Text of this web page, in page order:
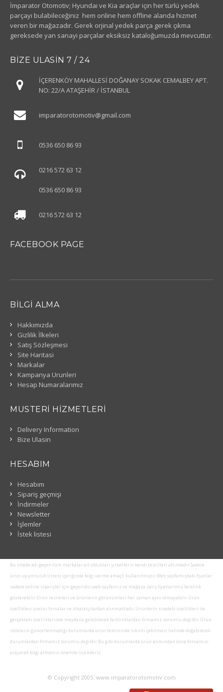
İmparator Otomotiv; Hyundai ve Kia araçlar için her türlü yedek
parçayı bulabileceğiniz hem online hem offline alanda hizmet
veren bir mağazadır. Gerek orjinal yedek parça gerek çıkma
gereksede yan sanayi parçalar eksiksiz kataloğumuzda mevcuttur.
BIZE ULASIN 7 / 24
İÇERENKÖY MAHALLESİ DOĞANAY SOKAK CEMALBEY APT.
NO: 22/A ATAŞEHİR / İSTANBUL
imparatorotomotiv@gmail.com
0536 650 86 93
0216 572 63 12
0536 650 86 93
0216 572 63 12
FACEBOOK PAGE
BILGI ALMA
Hakkımızda
Gizlilik İlkeleri
Satış Sözleşmesi
Site Haritasi
Markalar
Kampanya Urunleri
Hesap Numaralarımız
MUSTERI HIZMETLERI
Delivery Information
Bize Ulasin
HESABIM
Hesabım
Sipariş geçmişi
İndirmeler
Newsletter
İşlemler
İstek listesi
Bu sitede adı geçen tüm markalar ait oldukları şirketlerin kendi tescilleri altındadır.Sadece
ürün uyumluluk listesi içeriğinde bilgi verme amaçlı kullanılmıştır.Web sayfamızdaki fiyatlar
sadece online siparişler için geçerlidir,web sayfamız ve mağaza satış fiyatlarımız farklılık
gösterebilir.Ürün resimleri ve ürünlerin görünümleri her zaman aynı olmayabilir.Ürün
özellikleri üretici firmalar ve ithalatçılardan alınmaktadır.Ürünlerin sitedeki özellikleri ile
gerçekteki özelliklerinde meydana gelebilecek farklılıklardan firmamız sorumlu değildir.Ürün
stokların güncellenmediği durumlarda ürün temininde sıkıntı çekilmesi halinde doğabilecek
durumlardan firmamız sorumlu değildir.Bu gibi durumlarda ürün alımından önce firmamızı
arayarak bilgi almanızı önemle rica ederiz
© Copyright 2005. www.imparatorotomotiv.com